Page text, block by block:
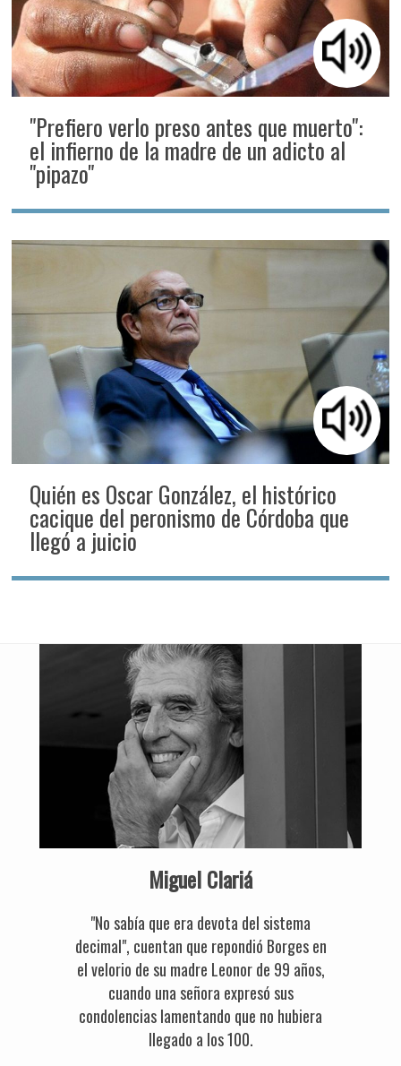
"Prefiero verlo preso antes que muerto":
el infierno de la madre de un adicto al
"pipazo"
Quién es Oscar González, el histórico
cacique del peronismo de Córdoba que
llegó a juicio
Miguel Clariá
"No sabía que era devota del sistema
decimal", cuentan que repondió Borges en
el velorio de su madre Leonor de 99 años,
cuando una señora expresó sus
condolencias lamentando que no hubiera
llegado a los 100.